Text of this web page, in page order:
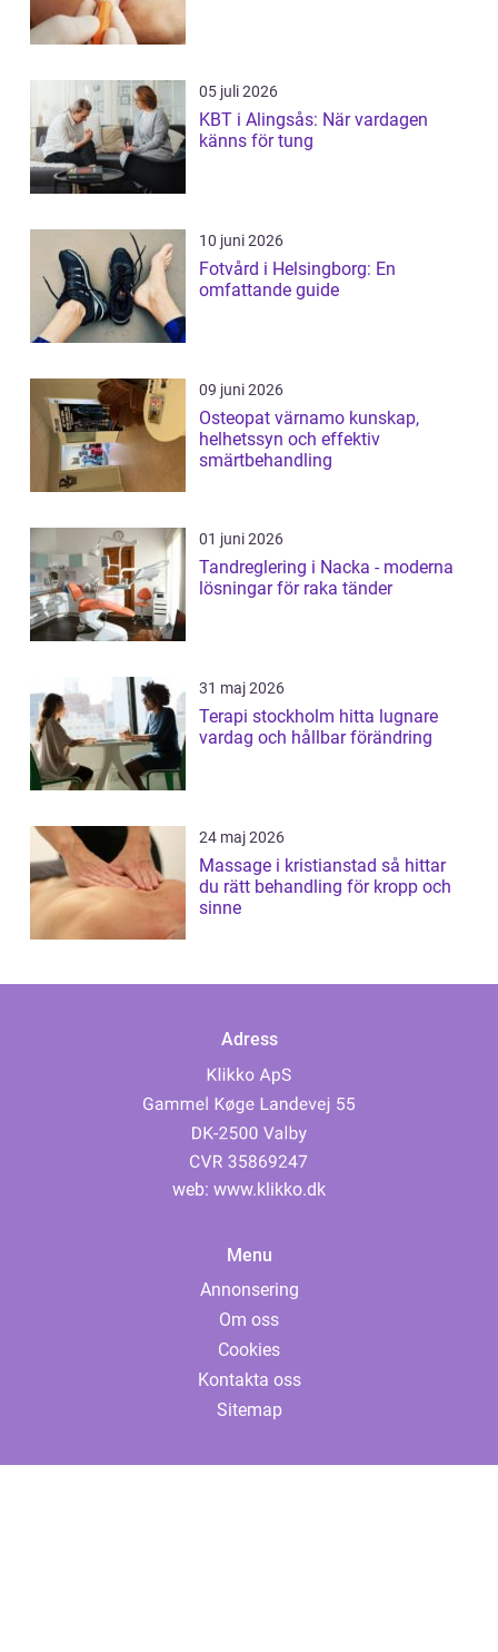
05 juli 2026
KBT i Alingsås: När vardagen
känns för tung
10 juni 2026
Fotvård i Helsingborg: En
omfattande guide
09 juni 2026
Osteopat värnamo kunskap,
helhetssyn och effektiv
smärtbehandling
01 juni 2026
Tandreglering i Nacka - moderna
lösningar för raka tänder
31 maj 2026
Terapi stockholm hitta lugnare
vardag och hållbar förändring
24 maj 2026
Massage i kristianstad så hittar
du rätt behandling för kropp och
sinne
Adress
web: www.klikko.dk
Menu
Annonsering
Om oss
Cookies
Kontakta oss
Sitemap